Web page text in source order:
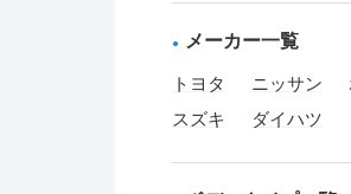
メーカー一覧
トヨタ ニッサン
スズキ
ダイハツ